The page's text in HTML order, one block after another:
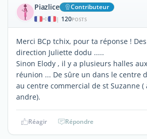
Piazlice Contributeur
| 120POSTS
Merci BCp tchix, pour ta réponse !
direction Juliette dodu .....
Sinon Elody , il y a plusieurs halles
réunion ... De sûre un dans le centre
au centre commercial de st Suzanne (
andre).
Réagir Répondre